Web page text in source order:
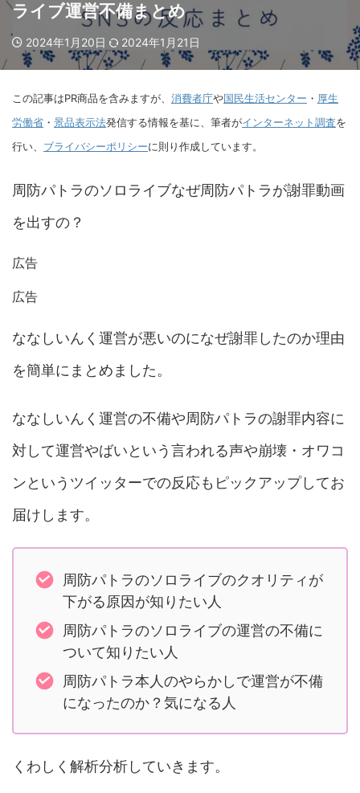
ライブ運営不備まとめ
2024年1月20日 2024年1月21日
この記事はPR商品を含みますが、 消費者庁や国民生活センター ・ 厚生
労働省 ・ 景品表示法発信する情報を基に、筆者がインターネット調査を
行い、 ブライバシーポリシーに則り作成しています。
周防パトラのソロライブなぜ周防パトラが謝罪動画
を出すの？
広告
広告
ななしいんく運営が悪いのになぜ謝罪したのか理由
を簡単にまとめました。
ななしいんく運営の不備や周防パトラの謝罪内容に
対して運営やばいという言われる声や崩壊・オワコ
ンというツイッターでの反応もピックアップしてお
届けします。
周防パトラのソロライブのクオリティが
下がる原因が知りたい人
周防パトラのソロライブの運営の不備に
ついて知りたい人
周防パトラ本人のやらかしで運営が不備
になったのか？気になる人
くわしく解析分析していきます。